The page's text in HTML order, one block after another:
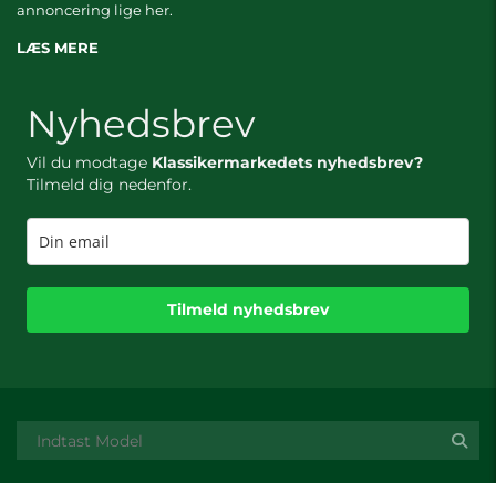
annoncering lige her.
LÆS MERE
Nyhedsbrev
Vil du modtage Klassikermarkedets nyhedsbrev?
Tilmeld dig nedenfor.
Tilmeld nyhedsbrev